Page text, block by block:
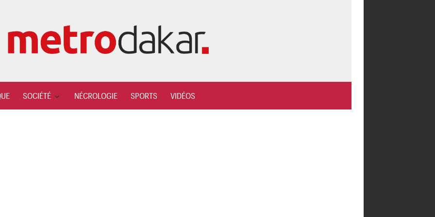
SOCIÉTÉ NÉCROLOGIE SPORTS VIDÉOS